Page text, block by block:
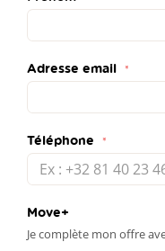
Adresse email
Téléphone
Move+
Je complète mon offre